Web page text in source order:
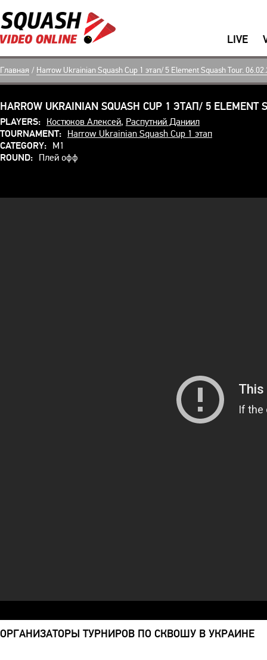
LIVE
Главная / Harrow Ukrainian Squash Cup 1 этап/ 5 Element Squash Tour.
HARROW UKRAINIAN SQUASH CUP 1 ЭТАП/ 5 ELEMENT
PLAYERS: Костюков Алексей, Распутний Даниил
TOURNAMENT: Harrow Ukrainian Squash Cup 1 этап
CATEGORY: M1
ROUND: Плей офф
ОРГАНИЗАТОРЫ ТУРНИРОВ ПО СКВОШУ В УКРАИНЕ